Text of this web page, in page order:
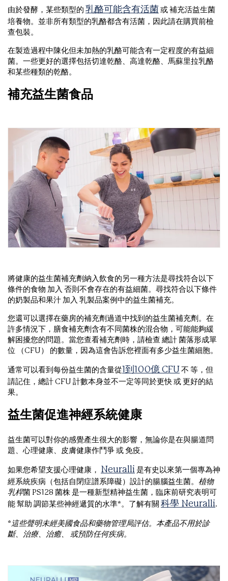
由於發酵，某些類型的 乳酪可能含有活菌 或 補充活益生菌
培養物。並非所有類型的乳酪都含有活菌，因此請在購買前檢
查包裝。
在製造過程中陳化但未加熱的乳酪可能含有一定程度的有益細
菌。一些更好的選擇包括切達乾酪、高達乾酪、馬蘇里拉乳酪
和某些種類的乾酪。
補充益生菌食品
將健康的益生菌補充劑納入飲食的另一種方法是尋找符合以下
條件的食物 加入 否則不會存在的有益細菌。尋找符合以下條件
的奶製品和果汁 加入 乳製品案例中的益生菌補充。
您還可以選擇在藥房的補充劑過道中找到的益生菌補充劑。在
許多情況下，膳食補充劑含有不同菌株的混合物，可能能夠緩
解困擾您的問題。當您查看補充劑時，請檢查 總計 菌落形成單
位 （CFU） 的數量，因為這會告訴您裡面有多少益生菌細胞。
通常可以看到每份益生菌的含量從1到100億 CFU 不 等，但
請記住，總計 CFU 計數本身並不一定等同於更快 或 更好的結
果。
益生菌促進神經系統健康
益生菌可以對你的感覺產生很大的影響，無論你是在與腸道問
題、心理健康、皮膚健康作鬥爭 或 免疫。
如果您希望支援心理健康， Neuralli 是有史以來第一個專為神
經系統疾病（包括自閉症譜系障礙）設計的腸腦益生菌。 植物
乳桿菌 PS128 菌株 是一種新型精神益生菌，臨床前研究表明可
能 幫助 調節某些神經遞質的水準*。了解有關 科學 Neuralli.
*這些聲明未經美國食品和藥物管理局評估。本產品不用於診
斷、治療、治癒、 或預防任何疾病。